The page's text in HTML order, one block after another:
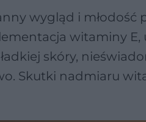
wygląd i
witaminy
skóry,
Skutki nadmiaru